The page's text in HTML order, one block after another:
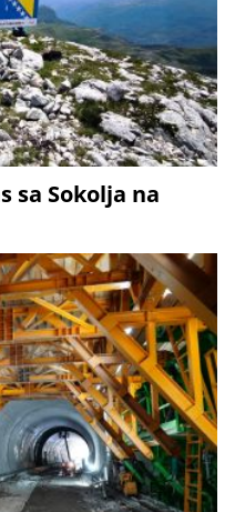
sa Sokolja na